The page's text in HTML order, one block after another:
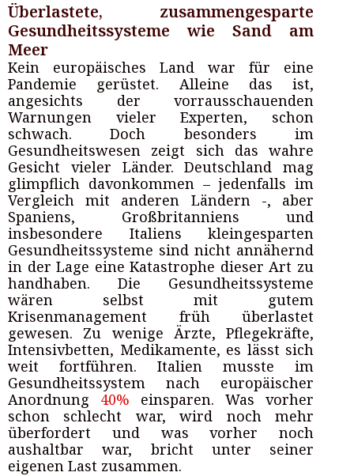
Überlastete, zusammengesparte
Gesundheitssysteme wie Sand am
Meer
Kein europäisches Land war für eine
Pandemie gerüstet. Alleine das ist,
angesichts der vorrausschauenden
Warnungen vieler Experten, schon
schwach. Doch besonders im
Gesundheitswesen zeigt sich das wahre
Gesicht vieler Länder. Deutschland mag
glimpflich davonkommen – jedenfalls im
Vergleich mit anderen Ländern -, aber
Spaniens, Großbritanniens und
insbesondere Italiens kleingesparten
Gesundheitssysteme sind nicht annähernd
in der Lage eine Katastrophe dieser Art zu
handhaben. Die Gesundheitssysteme
wären selbst mit gutem
Krisenmanagement früh überlastet
gewesen. Zu wenige Ärzte, Pflegekräfte,
Intensivbetten, Medikamente, es lässt sich
weit fortführen. Italien musste im
Gesundheitssystem nach europäischer
Anordnung 40% einsparen. Was vorher
schon schlecht war, wird noch mehr
überfordert und was vorher noch
aushaltbar war, bricht unter seiner
eigenen Last zusammen.